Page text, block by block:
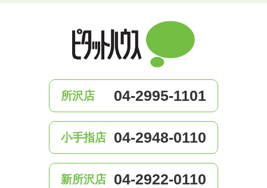
所沢店 04-2995-1101
小手指店 04-2948-0110
新所沢店 04-2922-0110